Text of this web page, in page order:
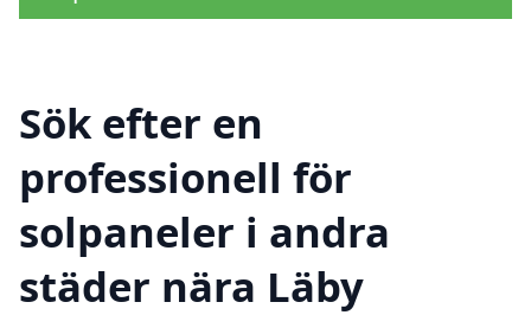
Sök efter en
professionell för
solpaneler i andra
städer nära Läby